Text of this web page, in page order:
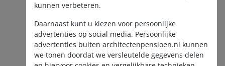
Ontvang de nieuwsbrief
kunnen verbeteren.
Daarnaast kunt u kiezen voor persoonlijke
advertenties op social media. Persoonlijke
advertenties buiten architectenpensioen.nl kunnen
we tonen doordat we versleutelde gegevens delen